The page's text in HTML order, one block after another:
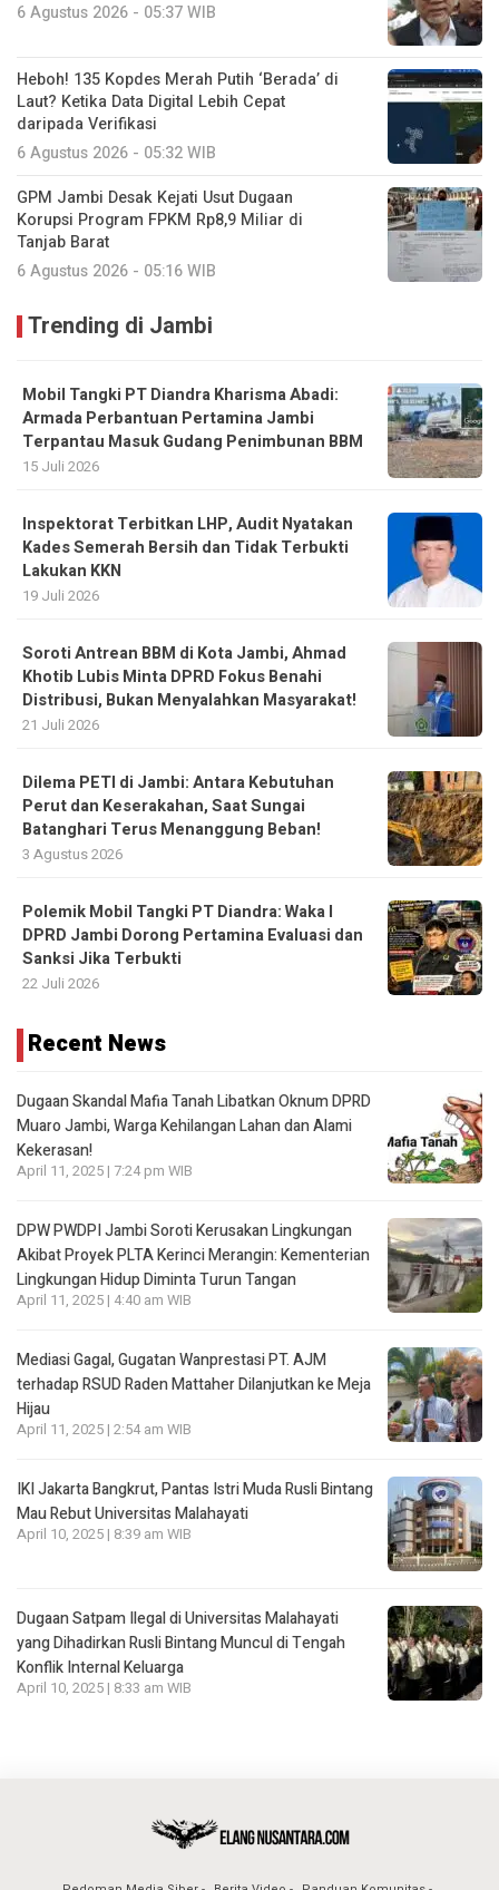
6 Agustus 2026 - 05:37 WIB
Heboh! 135 Kopdes Merah Putih ‘Berada’ di
Laut? Ketika Data Digital Lebih Cepat
daripada Verifikasi
6 Agustus 2026 - 05:32 WIB
GPM Jambi Desak Kejati Usut Dugaan
Korupsi Program FPKM Rp8,9 Miliar di
Tanjab Barat
6 Agustus 2026 - 05:16 WIB
Trending di Jambi
Mobil Tangki PT Diandra Kharisma Abadi:
Armada Perbantuan Pertamina Jambi
Terpantau Masuk Gudang Penimbunan BBM
15 Juli 2026
Inspektorat Terbitkan LHP, Audit Nyatakan
Kades Semerah Bersih dan Tidak Terbukti
Lakukan KKN
19 Juli 2026
Soroti Antrean BBM di Kota Jambi, Ahmad
Khotib Lubis Minta DPRD Fokus Benahi
Distribusi, Bukan Menyalahkan Masyarakat!
21 Juli 2026
Dilema PETI di Jambi: Antara Kebutuhan
Perut dan Keserakahan, Saat Sungai
Batanghari Terus Menanggung Beban!
3 Agustus 2026
Polemik Mobil Tangki PT Diandra: Waka I
DPRD Jambi Dorong Pertamina Evaluasi dan
Sanksi Jika Terbukti
22 Juli 2026
Recent News
Dugaan Skandal Mafia Tanah Libatkan Oknum DPRD
Muaro Jambi, Warga Kehilangan Lahan dan Alami
Kekerasan!
April 11, 2025 | 7:24 pm WIB
DPW PWDPI Jambi Soroti Kerusakan Lingkungan
Akibat Proyek PLTA Kerinci Merangin: Kementerian
Lingkungan Hidup Diminta Turun Tangan
April 11, 2025 | 4:40 am WIB
Mediasi Gagal, Gugatan Wanprestasi PT. AJM
terhadap RSUD Raden Mattaher Dilanjutkan ke Meja
Hijau
April 11, 2025 | 2:54 am WIB
IKI Jakarta Bangkrut, Pantas Istri Muda Rusli Bintang
Mau Rebut Universitas Malahayati
April 10, 2025 | 8:39 am WIB
Dugaan Satpam Ilegal di Universitas Malahayati
yang Dihadirkan Rusli Bintang Muncul di Tengah
Konflik Internal Keluarga
April 10, 2025 | 8:33 am WIB